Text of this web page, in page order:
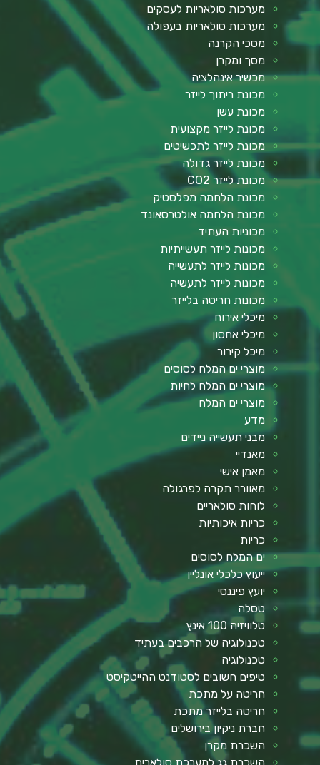
מערכות סולאריות לעסקים
מערכות סולאריות בעפולה
מסכי הקרנה
מסך ומקרן
מכשיר אינהלציה
מכונת ריתוך לייזר
מכונת עשן
מכונת לייזר מקצועית
מכונת לייזר לתכשיטים
מכונת לייזר גדולה
מכונת לייזר CO2
מכונת הלחמה מפלסטיק
מכונת הלחמה אולטרסאונד
מכוניות העתיד
מכונות לייזר תעשייתיות
מכונות לייזר לתעשייה
מכונות לייזר לתעשיה
מכונות חריטה בלייזר
מיכלי אירוח
מיכלי אחסון
מיכל קירור
מוצרי ים המלח לסוסים
מוצרי ים המלח לחיות
מוצרי ים המלח
מדע
מבני תעשייה ניידים
מאנדיי
מאמן אישי
מאוורר תקרה לפרגולה
לוחות סולאריים
כריות איכותיות
כריות
ים המלח לסוסים
ייעוץ כלכלי אונליין
יועץ פיננסי
טסלה
טלוויזיה 100 אינץ
טכנולוגיה של הרכבים בעתיד
טכנולוגיה
טיפים חשובים לסטודנט ההייטקיסט
חריטה על מתכת
חריטה בלייזר מתכת
חברת ניקיון בירושלים
השכרת מקרן